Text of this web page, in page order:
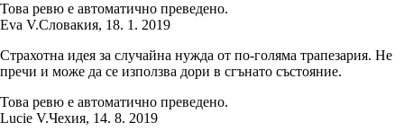
Това ревю е автоматично преведено.
Eva V.Словакия, 18. 1. 2019
Страхотна идея за случайна нужда от по-голяма трапезария. Не
пречи и може да се използва дори в сгънато състояние.
Това ревю е автоматично преведено.
Lucie V.Чехия, 14. 8. 2019